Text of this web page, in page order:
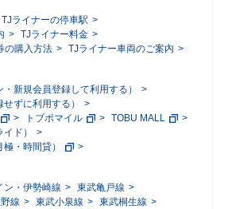
TJライナーの停車駅
TJライナー料金
の購入方法
TJライナー車両のご案内
新規会員登録して利用する）
ずに利用する）
トブポマイル
TOBU MALL
ド）
・時間貸）
ン・伊勢崎線
東武亀戸線
線 東武小泉線
東武桐生線